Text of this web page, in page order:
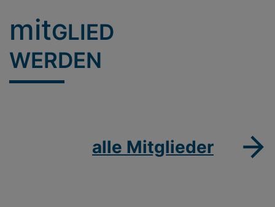
mitGLIED
WERDEN
alle Mitglieder